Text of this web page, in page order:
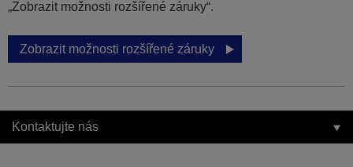
„Zobrazit možnosti rozšířené záruky“.
Zobrazit možnosti rozšířené záruky
Kontaktujte nás